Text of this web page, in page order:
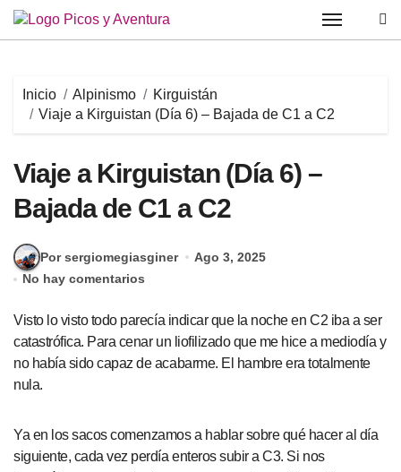
Saltar
Inicio Alpinismo
Kirguistán
Viaje a Kirguistan (Día 6) – Bajada de C1 a C2
Viaje a Kirguistan (Día 6) –
Bajada de C1 a C2
Por sergiomegiasginer
Ago 3, 2025
No hay comentarios
Visto lo visto todo parecía indicar que la noche en C2 iba a ser
catastrófica. Para cenar un liofilizado que me hice a mediodía y
no había sido capaz de acabarme. El hambre era totalmente
nula.
Ya en los sacos comenzamos a hablar sobre qué hacer al día
siguiente, cada vez perdía enteros subir a C3. Si nos